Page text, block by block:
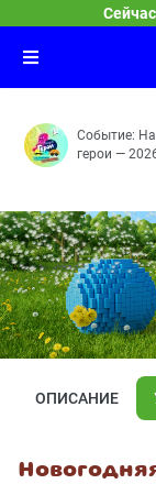
Как
14:20
Копия
Дело о
Событие:
герои —
ОПИСАНИЕ